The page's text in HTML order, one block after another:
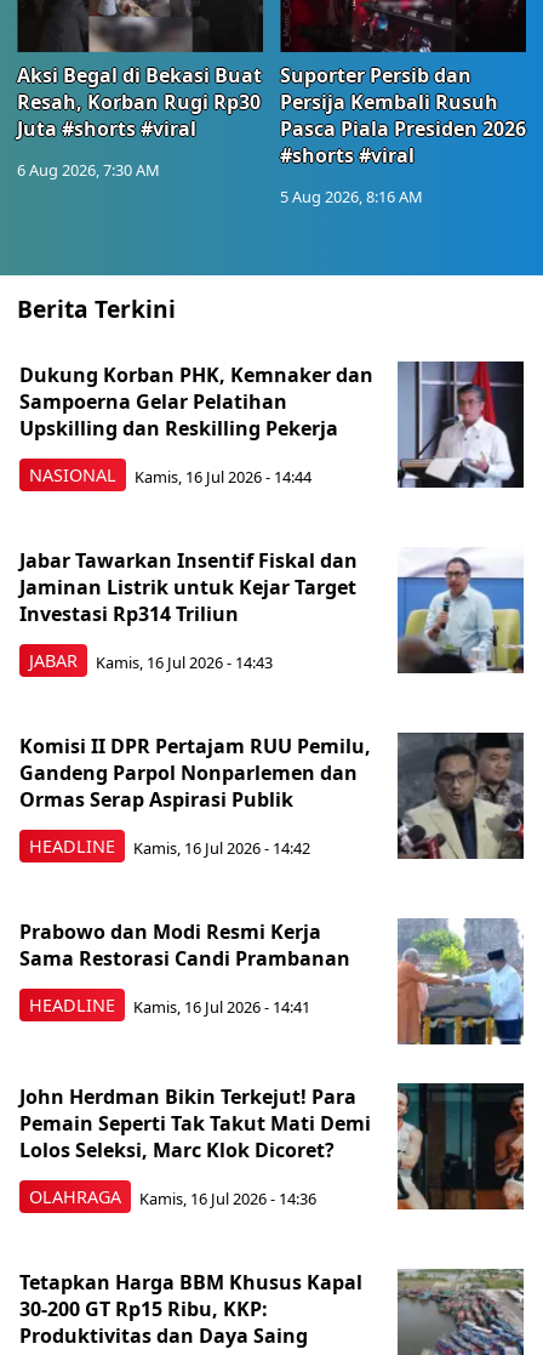
Aksi Begal di Bekasi Buat
Resah, Korban Rugi Rp30
Juta #shorts #viral
6 Aug 2026, 7:30 AM
Suporter Persib dan
Persija Kembali Rusuh
Pasca Piala Presiden 2026
#shorts #viral
5 Aug 2026, 8:16 AM
Berita Terkini
NASIONAL
Dukung Korban PHK, Kemnaker dan
Sampoerna Gelar Pelatihan
Upskilling dan Reskilling Pekerja
Kamis, 16 Jul 2026 - 14:44
JABAR
Jabar Tawarkan Insentif Fiskal dan
Jaminan Listrik untuk Kejar Target
Investasi Rp314 Triliun
Kamis, 16 Jul 2026 - 14:43
HEADLINE
Komisi II DPR Pertajam RUU Pemilu,
Gandeng Parpol Nonparlemen dan
Ormas Serap Aspirasi Publik
Kamis, 16 Jul 2026 - 14:42
HEADLINE
Prabowo dan Modi Resmi Kerja
Sama Restorasi Candi Prambanan
Kamis, 16 Jul 2026 - 14:41
OLAHRAGA
John Herdman Bikin Terkejut! Para
Pemain Seperti Tak Takut Mati Demi
Lolos Seleksi, Marc Klok Dicoret?
Kamis, 16 Jul 2026 - 14:36
Tetapkan Harga BBM Khusus Kapal
30-200 GT Rp15 Ribu, KKP:
Produktivitas dan Daya Saing